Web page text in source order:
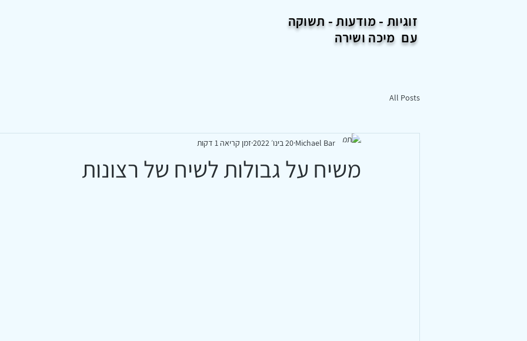
זוגיות - מודעות - תשוקה
עם מיכה ושירה
All Posts
משיח על גבולות לשיח של רצונות
Michael Bar 20 בינו׳ 2022 זמן קריאה 1 דקות